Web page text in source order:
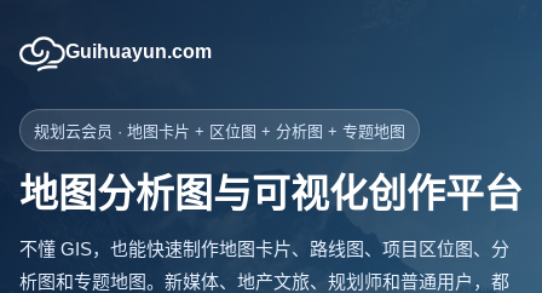
Guihuayun.com
规划云会员 · 地图卡片 + 区位图 + 分析图 + 专题地图
地图分析图与可视化创作平台
不懂 GIS，也能快速制作地图卡片、路线图、项目区位图、分
析图和专题地图。新媒体、地产文旅、规划师和普通用户，都